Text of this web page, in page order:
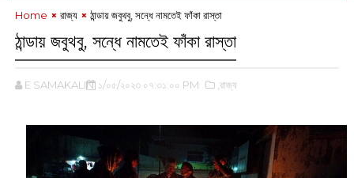
Home রাজ্য ‌ঠান্ডায় জবুথবু, ‌সন্ধে নামতেই ফাঁকা রাস্তা
‌ঠান্ডায় জবুথবু, ‌সন্ধে নামতেই ফাঁকা রাস্তা
E SAMAKALIN ১/০৫/২০২৩ ০৭:৩১:০০ PM ,রাজ্য